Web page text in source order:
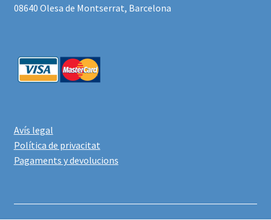
08640 Olesa de Montserrat, Barcelona
Avís legal
Política de privacitat
Pagaments y devolucions